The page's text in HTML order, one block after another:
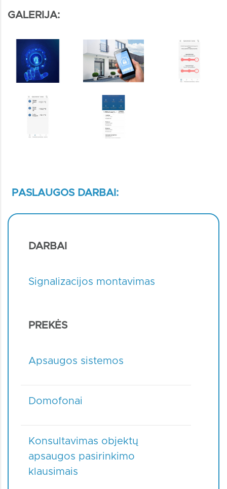
GALERIJA:
PASLAUGOS DARBAI:
DARBAI
Signalizacijos montavimas
PREKĖS
Apsaugos sistemos
Domofonai
Konsultavimas objektų
apsaugos pasirinkimo
klausimais